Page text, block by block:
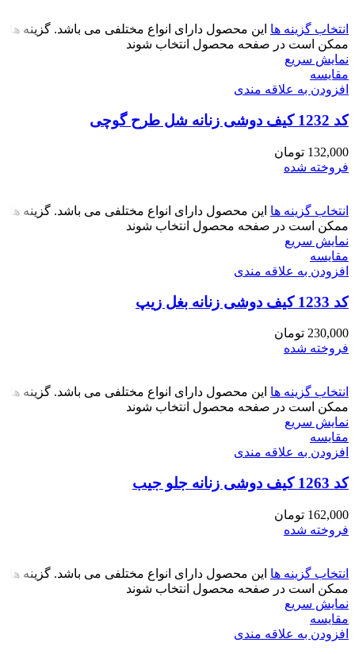
انتخاب گزینه ها این محصول دارای انواع مختلفی می باشد. گزینه ها
ممکن است در صفحه محصول انتخاب شوند
نمایش سریع
مقايسه
افزودن به علاقه مندی
کد 1232 کیف دوشی زنانه شل طرح گوچی
132,000 تومان
فروخته شده
انتخاب گزینه ها این محصول دارای انواع مختلفی می باشد. گزینه ها
ممکن است در صفحه محصول انتخاب شوند
نمایش سریع
مقايسه
افزودن به علاقه مندی
کد 1233 کیف دوشی زنانه بغل زیپ
230,000 تومان
فروخته شده
انتخاب گزینه ها این محصول دارای انواع مختلفی می باشد. گزینه ها
ممکن است در صفحه محصول انتخاب شوند
نمایش سریع
مقايسه
افزودن به علاقه مندی
کد 1263 کیف دوشی زنانه جلو جیب
162,000 تومان
فروخته شده
انتخاب گزینه ها این محصول دارای انواع مختلفی می باشد. گزینه ها
ممکن است در صفحه محصول انتخاب شوند
نمایش سریع
مقايسه
افزودن به علاقه مندی